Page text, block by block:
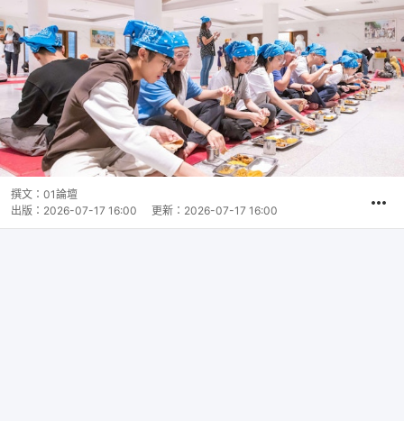
撰文： 01論壇
出版： 2026-07-17 16:00 更新： 2026-07-17 16:00